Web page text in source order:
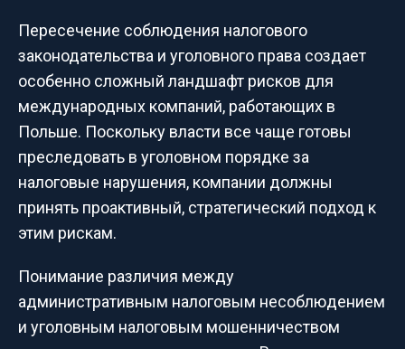
Пересечение соблюдения налогового
законодательства и уголовного права создает
особенно сложный ландшафт рисков для
международных компаний, работающих в
Польше. Поскольку власти все чаще готовы
преследовать в уголовном порядке за
налоговые нарушения, компании должны
принять проактивный, стратегический подход к
этим рискам.
Понимание различия между
административным налоговым несоблюдением
и уголовным налоговым мошенничеством